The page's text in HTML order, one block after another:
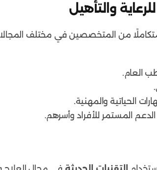
والتأهيل
من المتخصصين في مختلف
العام.
الحياتية والمهنية.
المستمر للأفراد وأسرهم.